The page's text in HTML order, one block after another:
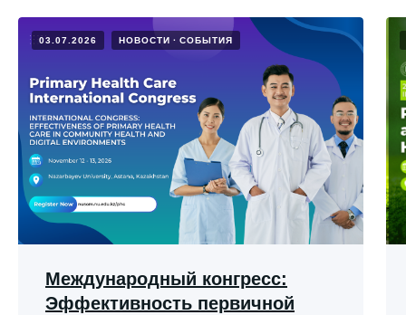
03.07.2026 НОВОСТИ СОБЫТИЯ
Международный конгресс:
Эффективность первичной